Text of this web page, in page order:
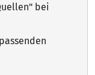
bei